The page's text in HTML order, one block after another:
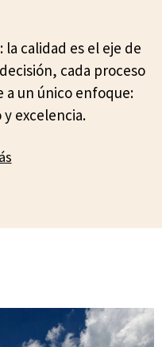
la calidad es el eje de
cada proceso
a un único enfoque:
y excelencia.